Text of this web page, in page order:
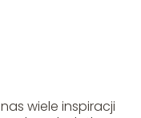
wiele inspiracji